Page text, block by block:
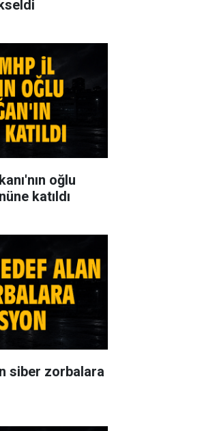
oğlu
katıldı
siber zorbalara